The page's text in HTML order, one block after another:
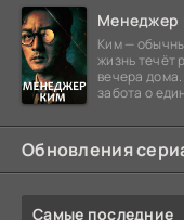
Менеджер
Ким —
жизнь течёт
вечера
забота о
Обновления
Самые последние